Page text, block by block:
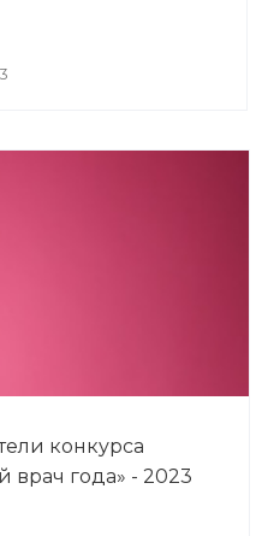
конкурса
врач года» - 2023